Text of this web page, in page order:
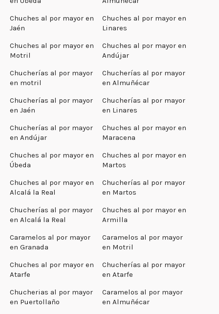
Chuches al por mayor en
Jaén
Chuches al por mayor en
Linares
Chuches al por mayor en
Motril
Chuches al por mayor en
Andújar
Chucherías al por mayor
en motril
Chucherías al por mayor
en Almuñécar
Chucherías al por mayor
en Jaén
Chucherías al por mayor
en Linares
Chucherías al por mayor
en Andújar
Chuches al por mayor en
Maracena
Chuches al por mayor en
Úbeda
Chuches al por mayor en
Martos
Chuches al por mayor en
Alcalá la Real
Chucherías al por mayor
en Martos
Chucherías al por mayor
en Alcalá la Real
Chuches al por mayor en
Armilla
Caramelos al por mayor
en Granada
Caramelos al por mayor
en Motril
Chuches al por mayor en
Atarfe
Chucherías al por mayor
en Atarfe
Chucherias al por mayor
en Puertollaño
Caramelos al por mayor
en Almuñécar